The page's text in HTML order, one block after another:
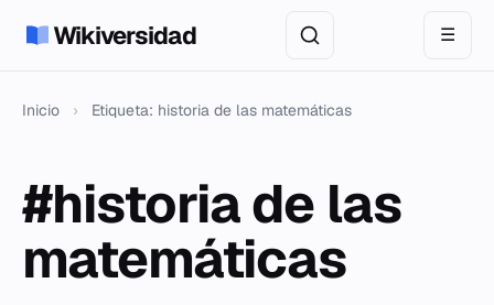
Wikiversidad ☰
Inicio › Etiqueta: historia de las matemáticas
#historia de las
matemáticas